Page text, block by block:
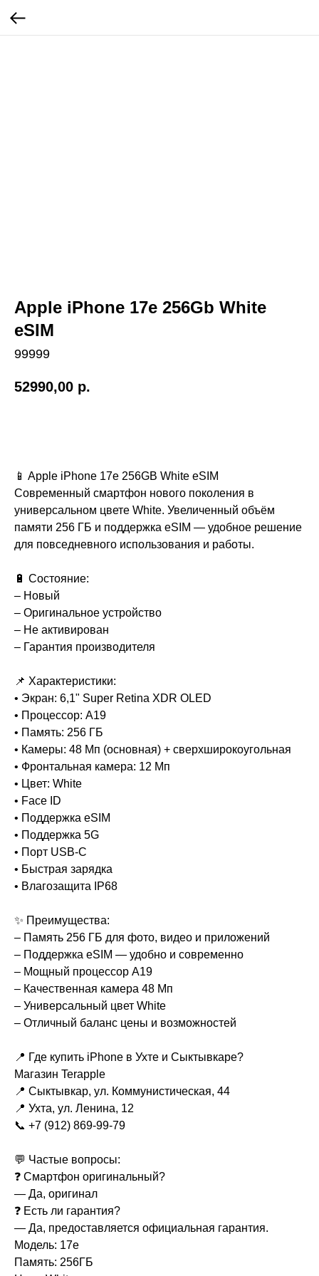
Apple iPhone 17e 256Gb White
eSIM
99999
52990,00 р.
📱 Apple iPhone 17e 256GB White eSIM
Современный смартфон нового поколения в
универсальном цвете White. Увеличенный объём
памяти 256 ГБ и поддержка eSIM — удобное решение
для повседневного использования и работы.
🔋 Состояние:
– Новый
– Оригинальное устройство
– Не активирован
– Гарантия производителя
📌 Характеристики:
• Экран: 6,1" Super Retina XDR OLED
• Процессор: A19
• Память: 256 ГБ
• Камеры: 48 Мп (основная) + сверхширокоугольная
• Фронтальная камера: 12 Мп
• Цвет: White
• Face ID
• Поддержка eSIM
• Поддержка 5G
• Порт USB-C
• Быстрая зарядка
• Влагозащита IP68
✨ Преимущества:
– Память 256 ГБ для фото, видео и приложений
– Поддержка eSIM — удобно и современно
– Мощный процессор A19
– Качественная камера 48 Мп
– Универсальный цвет White
– Отличный баланс цены и возможностей
📍 Где купить iPhone в Ухте и Сыктывкаре?
Магазин Terapple
📍 Сыктывкар, ул. Коммунистическая, 44
📍 Ухта, ул. Ленина, 12
📞 +7 (912) 869-99-79
💬 Частые вопросы:
❓ Смартфон оригинальный?
— Да, оригинал
❓ Есть ли гарантия?
— Да, предоставляется официальная гарантия.
Модель: 17e
Память: 256ГБ